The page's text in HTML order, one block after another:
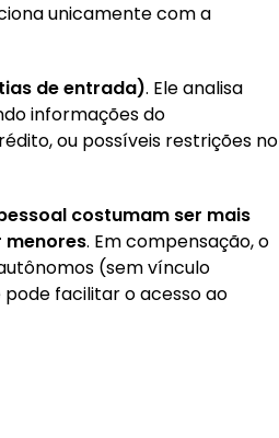
unicamente com a
de entrada). Ele analisa
informações do
ou possíveis restrições no
costumam ser mais
. Em compensação, o
(sem vínculo
facilitar o acesso ao